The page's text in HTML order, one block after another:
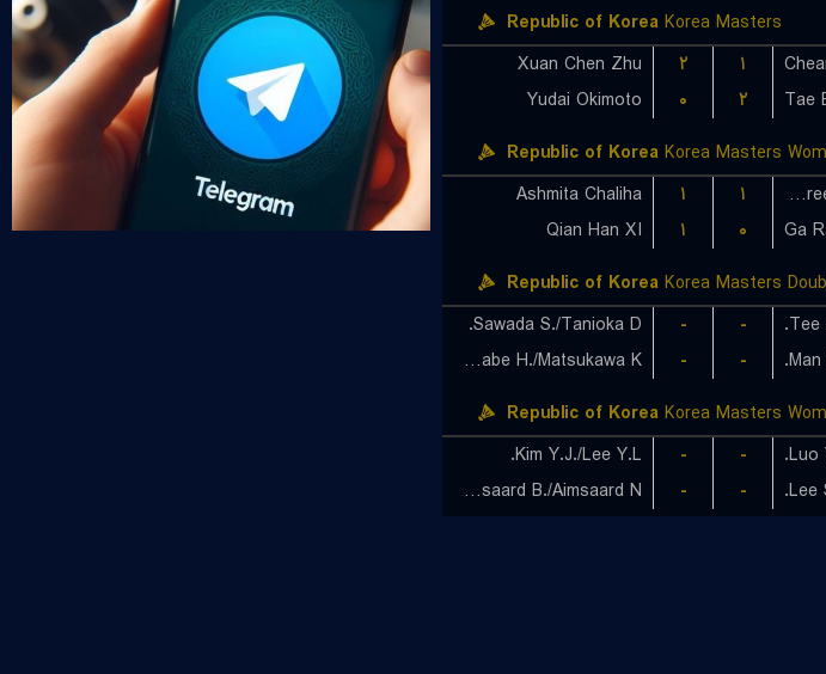
Republic of Korea Korea Masters
Xuan Chen Zhu
۲ ۱
Yudai Okimoto
۰ ۲ Tae
Republic of Korea Korea Masters
Ashmita Chaliha
۱ ۱ Rakshitha Sree Santhosh Ramraj
Qian Han XI
۱ ۰ Ga
Republic of Korea Korea Masters
Sawada S./Tanioka D.
- - Tee
Kawabe H./Matsukawa K.
- -
Republic of Korea Korea Masters
Kim Y.J./Lee Y.L.
- - Luo
Aimsaard B./Aimsaard N.
- - Lee